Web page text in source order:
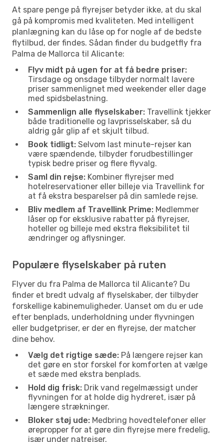
At spare penge på flyrejser betyder ikke, at du skal
gå på kompromis med kvaliteten. Med intelligent
planlægning kan du låse op for nogle af de bedste
flytilbud, der findes. Sådan finder du budgetfly fra
Palma de Mallorca til Alicante:
Flyv midt på ugen for at få bedre priser:
Tirsdage og onsdage tilbyder normalt lavere
priser sammenlignet med weekender eller dage
med spidsbelastning.
Sammenlign alle flyselskaber: Travellink tjekker
både traditionelle og lavprisselskaber, så du
aldrig går glip af et skjult tilbud.
Book tidligt: Selvom last minute-rejser kan
være spændende, tilbyder forudbestillinger
typisk bedre priser og flere flyvalg.
Saml din rejse: Kombiner flyrejser med
hotelreservationer eller billeje via Travellink for
at få ekstra besparelser på din samlede rejse.
Bliv medlem af Travellink Prime: Medlemmer
låser op for eksklusive rabatter på flyrejser,
hoteller og billeje med ekstra fleksibilitet til
ændringer og aflysninger.
Populære flyselskaber på ruten
Flyver du fra Palma de Mallorca til Alicante? Du
finder et bredt udvalg af flyselskaber, der tilbyder
forskellige kabinemuligheder. Uanset om du er ude
efter benplads, underholdning under flyvningen
eller budgetpriser, er der en flyrejse, der matcher
dine behov.
Vælg det rigtige sæde: På længere rejser kan
det gøre en stor forskel for komforten at vælge
et sæde med ekstra benplads.
Hold dig frisk: Drik vand regelmæssigt under
flyvningen for at holde dig hydreret, især på
længere strækninger.
Bloker støj ude: Medbring hovedtelefoner eller
ørepropper for at gøre din flyrejse mere fredelig,
især under natrejser.